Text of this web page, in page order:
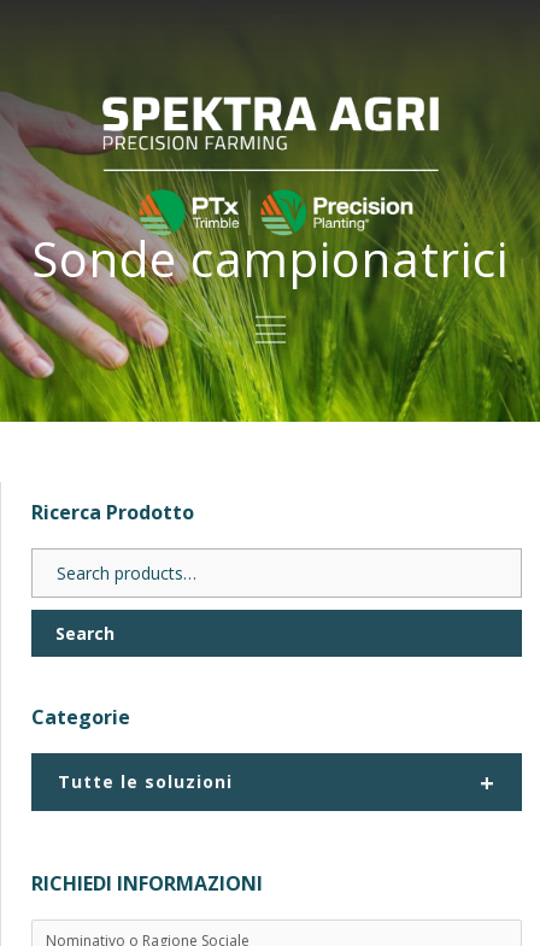
Sonde campionatrici
Ricerca Prodotto
Search
for:
Search
Categorie
+
Tutte le soluzioni
RICHIEDI INFORMAZIONI